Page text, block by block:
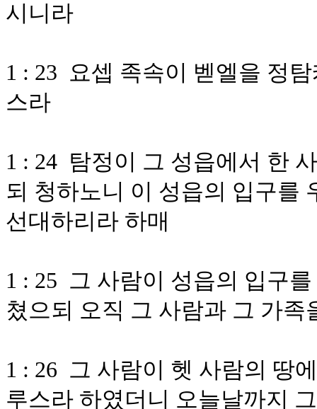
시니라
1 : 23 요셉 족속이 벧엘을 정
스라
1 : 24 탐정이 그 성읍에서 한
되 청하노니 이 성읍의 입구를
선대하리라 하매
1 : 25 그 사람이 성읍의 입구
쳤으되 오직 그 사람과 그 가족
1 : 26 그 사람이 헷 사람의 땅
루스라 하였더니 오늘날까지